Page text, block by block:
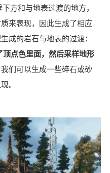
方和与地表过渡的地方，
来表现，因此生成了相应
成的岩石与地表的过渡：
顶点色里面，然后采样地形
们可以生成一些碎石或砂
。